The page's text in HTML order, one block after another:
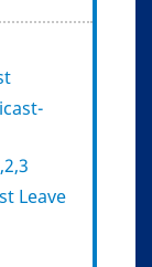
Leave